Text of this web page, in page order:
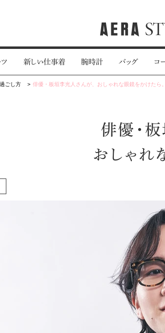
新しい仕事着 腕時計 バッグ コ
ごし方 俳優・板垣李光人さんが、おしゃれな眼鏡をかけたら。
俳優・
おしゃれ